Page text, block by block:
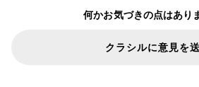
何かお気づきの点はあり
クラシルに意見を